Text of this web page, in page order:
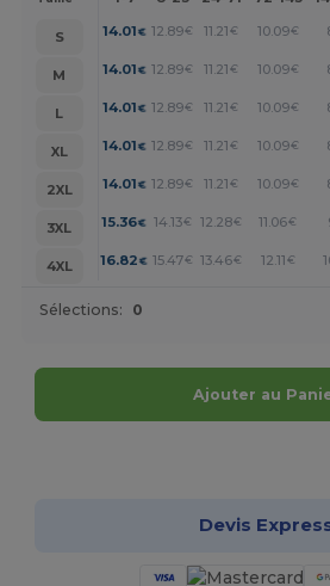
S 14.01€ 12.89€ 11.21 € 10.09€
M
14.01€ 12.89€ 11.21 € 10.09€
L
14.01€ 12.89€ 11.21 € 10.09€
XL
14.01€ 12.89€ 11.21 € 10.09€
2XL
14.01€ 12.89€ 11.21 € 10.09€
3XL
15.36€ 14.13€ 12.28€ 11.06€
4XL
16.82 € 15.47€ 13.46€ 12.11€
Sélections: 0
Ajouter au
Devis